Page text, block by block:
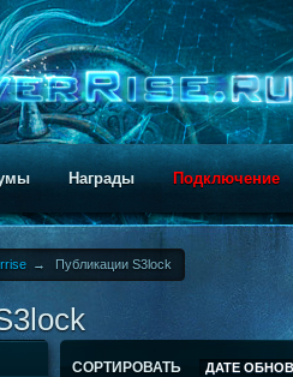
Награды Подключение
→ Публикации S3lock
СОРТИРОВАТЬ ДАТЕ